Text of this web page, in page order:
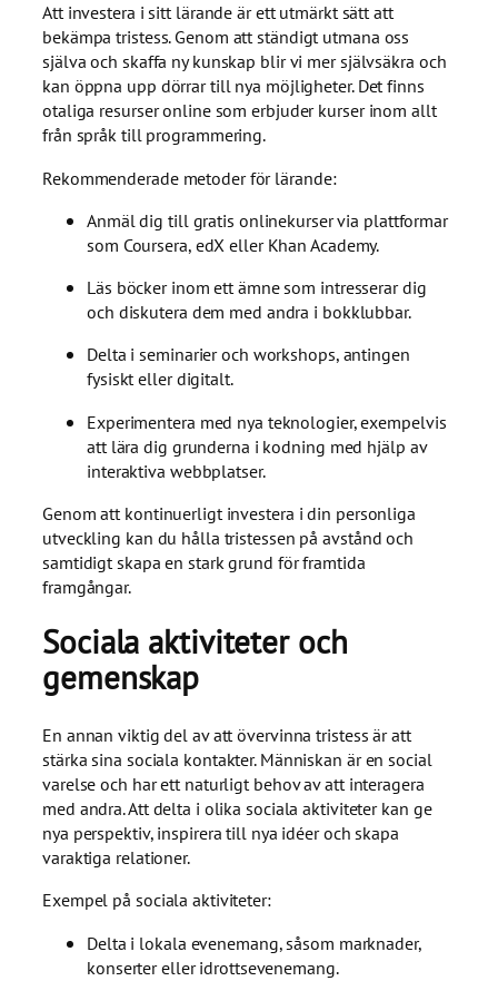
Att investera i sitt lärande är ett utmärkt sätt att
bekämpa tristess. Genom att ständigt utmana oss
själva och skaffa ny kunskap blir vi mer självsäkra och
kan öppna upp dörrar till nya möjligheter. Det finns
otaliga resurser online som erbjuder kurser inom allt
från språk till programmering.
Rekommenderade metoder för lärande:
Anmäl dig till gratis onlinekurser via plattformar
som Coursera, edX eller Khan Academy.
Läs böcker inom ett ämne som intresserar dig
och diskutera dem med andra i bokklubbar.
Delta i seminarier och workshops, antingen
fysiskt eller digitalt.
Experimentera med nya teknologier, exempelvis
att lära dig grunderna i kodning med hjälp av
interaktiva webbplatser.
Genom att kontinuerligt investera i din personliga
utveckling kan du hålla tristessen på avstånd och
samtidigt skapa en stark grund för framtida
framgångar.
Sociala aktiviteter och
gemenskap
En annan viktig del av att övervinna tristess är att
stärka sina sociala kontakter. Människan är en social
varelse och har ett naturligt behov av att interagera
med andra. Att delta i olika sociala aktiviteter kan ge
nya perspektiv, inspirera till nya idéer och skapa
varaktiga relationer.
Exempel på sociala aktiviteter:
Delta i lokala evenemang, såsom marknader,
konserter eller idrottsevenemang.